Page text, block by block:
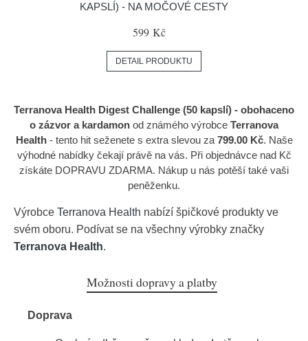
KAPSLÍ) - NA MOČOVÉ CESTY
599 Kč
DETAIL PRODUKTU
Terranova Health Digest Challenge (50 kapslí) - obohaceno
o zázvor a kardamon od známého výrobce Terranova
Health- tento hit seženete s extra slevou za 799.00 Kč. Naše
výhodné nabídky čekají právě na vás. Při objednávce nad Kč
získáte DOPRAVU ZDARMA. Nákup u nás potěší také vaši
peněženku.
Výrobce Terranova Health nabízí špičkové produkty ve
svém oboru. Podívat se na všechny výrobky značky
Terranova Health.
Možnosti dopravy a platby
Doprava